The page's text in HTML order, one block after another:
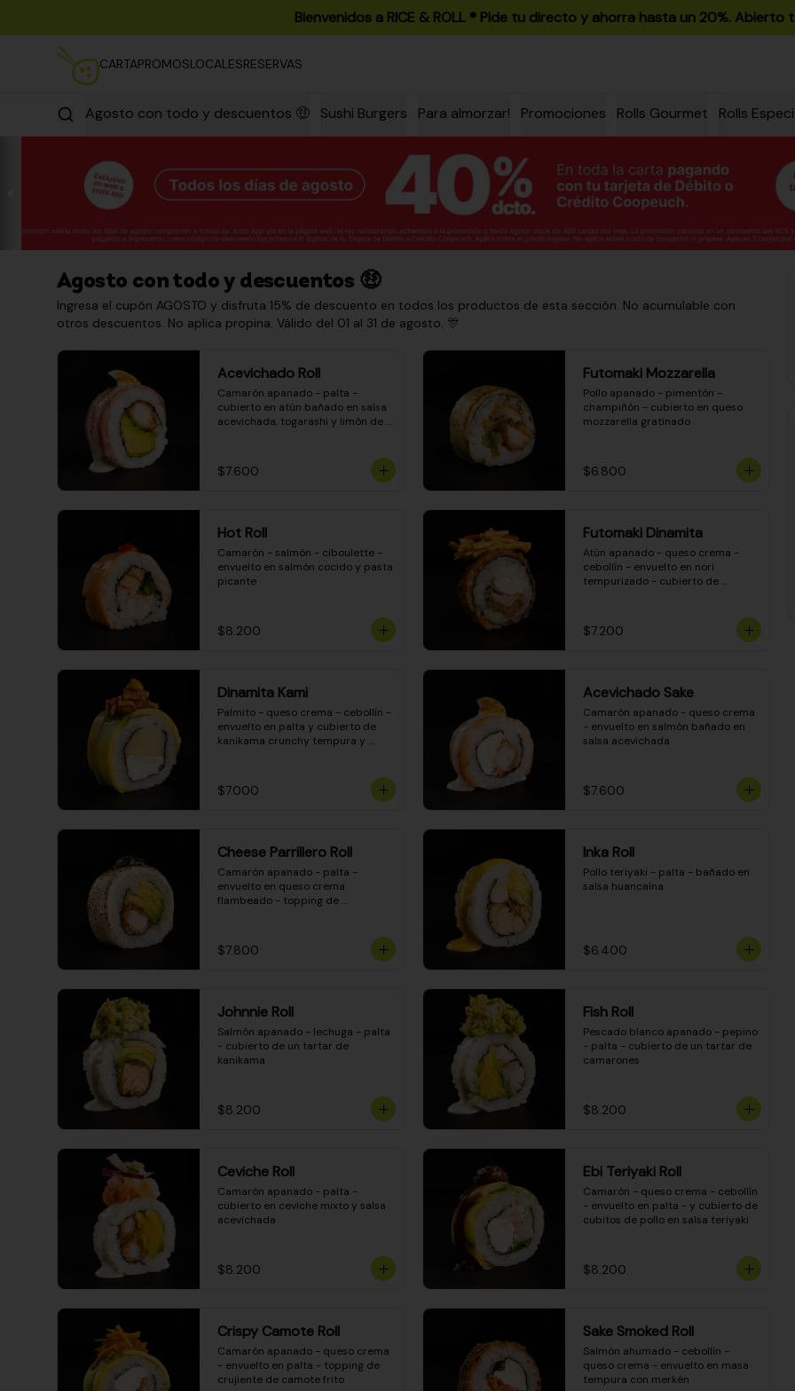
Bienvenidos a RICE & ROLL ®️ Pide tu directo y ahorra hasta un 20%. Abierto
CARTAPROMOSLOCALESRESERVAS
Agosto con todo y descuentos 🤑 Sushi Burgers Para almorzar! Promociones Rolls Gourmet Rolls
Agosto con todo y descuentos 🤑
Ingresa el cupón AGOSTO y disfruta 15% de descuento en todos los productos de esta sección. No acumulable con
otros descuentos. No aplica propina. Válido del 01 al 31 de agosto. 🎊
Acevichado Roll
Camarón apanado - palta -
cubierto en atún bañado en salsa
acevichada, togarashi y limón de
$7.600
Futomaki Mozzarella
Pollo apanado - pimentón -
champiñón - cubierto en queso
mozzarella gratinado
$6.800
Hot Roll
Camarón - salmón - ciboulette -
envuelto en salmón cocido y pasta
picante
$8.200
Futomaki Dinamita
Atún apanado - queso crema -
cebollín - envuelto en nori
tempurizado - cubierto de
$7.200
Dinamita Kami
Palmito - queso crema - cebollín -
envuelto en palta y cubierto de
kanikama crunchy tempura y
$7.000
Acevichado Sake
Camarón apanado - queso crema
- envuelto en salmón bañado en
salsa acevichada
$7.600
Cheese Parrillero Roll
Camarón apanado - palta -
envuelto en queso crema
flambeado - topping de
$7.800
Inka Roll
Pollo teriyaki - palta - bañado en
salsa huancaína
$6.400
Johnnie Roll
Salmón apanado - lechuga - palta
- cubierto de un tartar de
kanikama
$8.200
Fish Roll
Pescado blanco apanado - pepino
- palta - cubierto de un tartar de
camarones
$8.200
Ceviche Roll
Camarón apanado - palta -
cubierto en ceviche mixto y salsa
acevichada
$8.200
Ebi Teriyaki Roll
Camarón - queso crema - cebollín
- envuelto en palta - y cubierto de
cubitos de pollo en salsa teriyaki
$8.200
Crispy Camote Roll
Camarón apanado - queso crema
- envuelto en palta - topping de
crujiente de camote frito
Sake Smoked Roll
Salmón ahumado - cebollín -
queso crema - envuelto en masa
tempura con merkén